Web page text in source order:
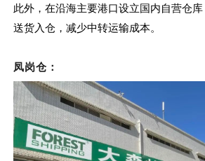
此外，在沿海主要港口设立国内自营仓
送货入仓，减少中转运输成本。
凤岗仓：